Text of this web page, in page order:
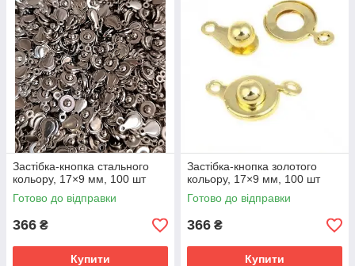
Застібка-кнопка стального
кольору, 17×9 мм, 100 шт
Готово до відправки
366 ₴
Купити
Застібка-кнопка золотого
кольору, 17×9 мм, 100 шт
Готово до відправки
366 ₴
Купити